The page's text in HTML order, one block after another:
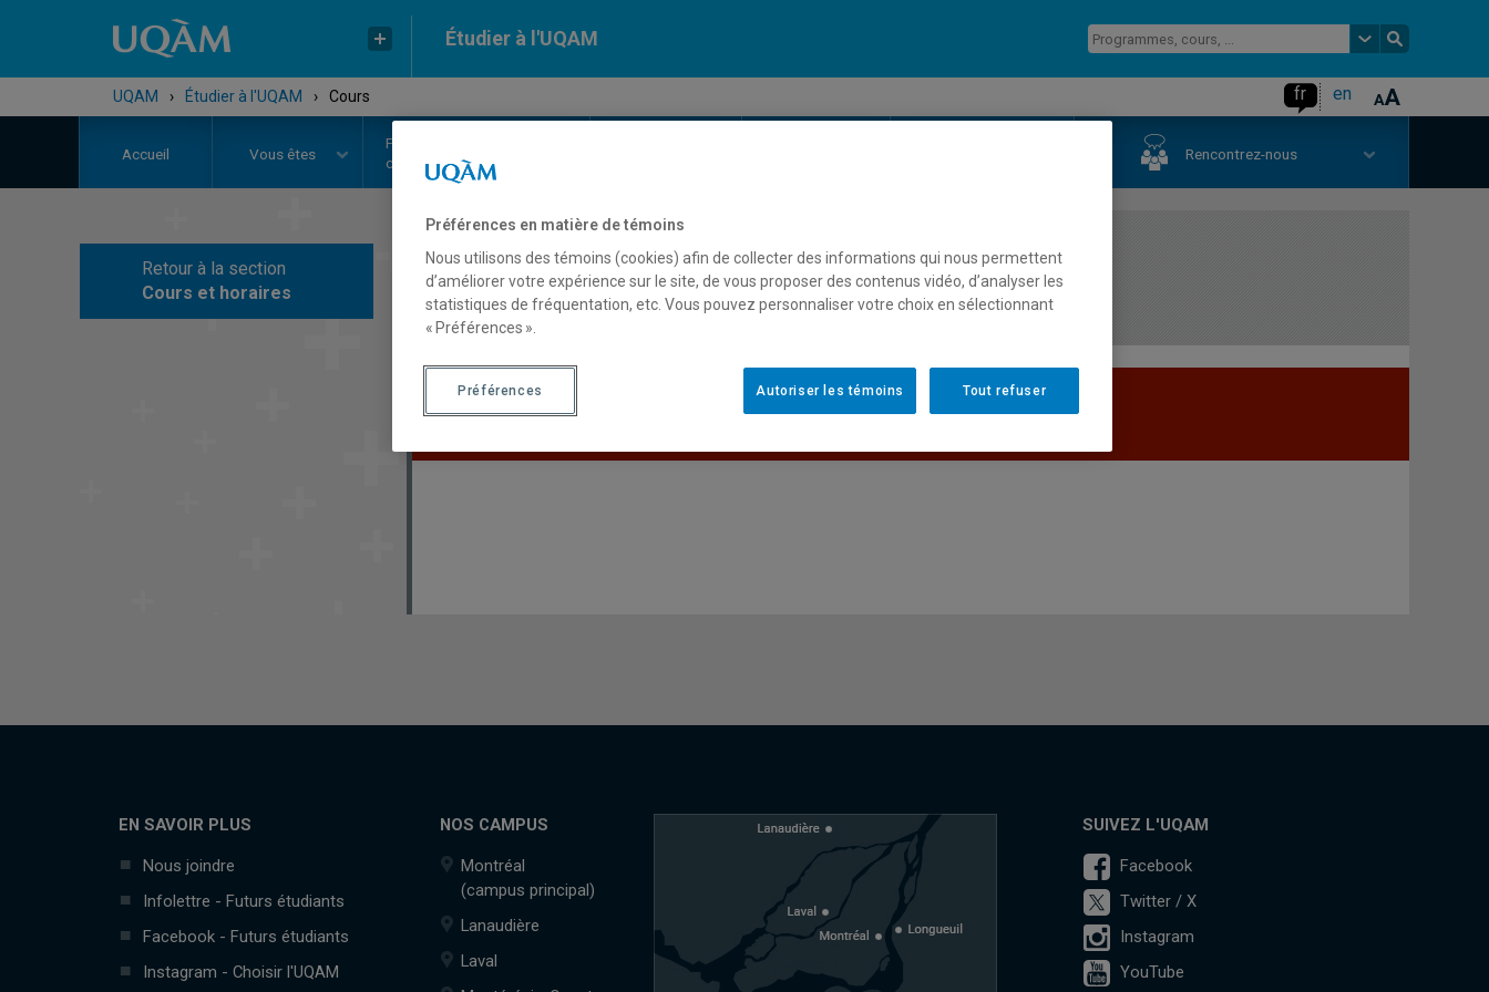
Étudier à l'UQAM
UQAM › Étudier à l'UQAM › Cours fr en
Accueil Vous êtes
Programmes,
cours et admission
Rencontrez-nous
Retour à la section
Cours et horaires
Aucun résultat
Le sigle de cours "DAN5280" n'est pas présent dans l'annuaire.
EN SAVOIR PLUS
Nous joindre
Infolettre - Futurs étudiants
Facebook - Futurs étudiants
Instagram - Choisir l'UQAM
NOS CAMPUS
Montréal
(campus principal)
Lanaudière
Laval
SUIVEZ L'UQAM
Facebook
Twitter / X
Instagram
YouTube
Préférences en matière de témoins
Nous utilisons des témoins (cookies) afin de collecter des informations qui nous permettent
d’améliorer votre expérience sur le site, de vous proposer des contenus vidéo, d’analyser les
statistiques de fréquentation, etc. Vous pouvez personnaliser votre choix en sélectionnant
« Préférences ».
Tout refuser
Autoriser les témoins
Préférences